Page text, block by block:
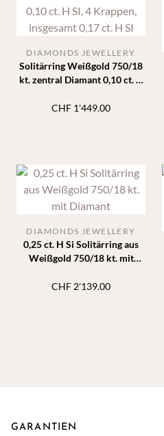
Solitärring Weißgold 750/18
kt. zentral Diamant 0,10 ct. H
ct. H SI
DIAMONDS JEWELLERY
CHF 1'449.00
0,25 ct. H Si Solitärring aus
Weißgold 750/18 kt. mit
DIAMONDS JEWELLERY
CHF 2'139.00
GARANTIEN